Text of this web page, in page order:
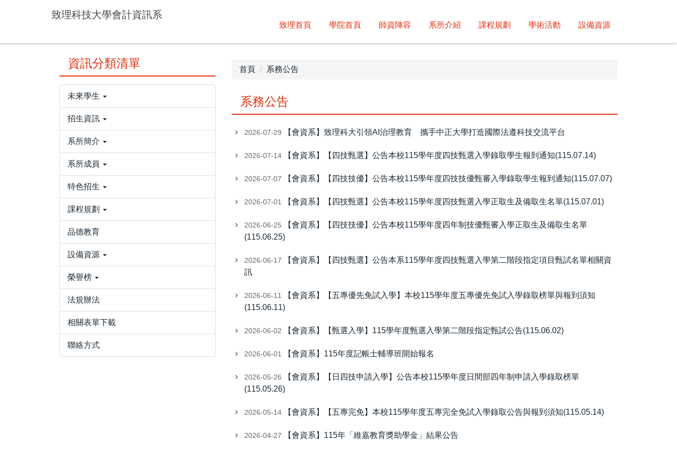
要
致理科技大學會計資訊系
致理首頁 學院首頁 師資陣容 系所介紹 課程規劃 學術活動 設備資源
資訊分類清單
未來學生
招生資訊
系所簡介
系所成員
特色招生
課程規劃
品德教育
設備資源
榮譽榜
法規辦法
相關表單下載
聯絡方式
首頁 系務公告
系務公告
2026-07-29 【會資系】致理科大引領AI治理教育 攜手中正大學打造國際法遵科技交流平台
2026-07-14 【會資系】【四技甄選】公告本校115學年度四技甄選入學錄取學生報到通知(115.07.14)
2026-07-07 【會資系】【四技技優】公告本校115學年度四技技優甄審入學錄取學生報到通知(115.07.07)
2026-07-01 【會資系】【四技甄選】公告本校115學年度四技甄選入學正取生及備取生名單(115.07.01)
2026-06-25
【會資系】【四技技優】公告本校115學年度四年制技優甄審入學正取生及備取生名單
(115.06.25)
2026-06-17
【會資系】【四技甄選】公告本系115學年度四技甄選入學第二階段指定項目甄試名單相關資
訊
2026-06-11
【會資系】【五專優先免試入學】本校115學年度五專優先免試入學錄取榜單與報到須知
(115.06.11)
2026-06-02 【會資系】【甄選入學】115學年度甄選入學第二階段指定甄試公告(115.06.02)
2026-06-01 【會資系】115年度記帳士輔導班開始報名
2026-05-26
【會資系】【日四技申請入學】公告本校115學年度日間部四年制申請入學錄取榜單
(115.05.26)
2026-05-14 【會資系】【五專完免】本校115學年度五專完全免試入學錄取公告與報到須知(115.05.14)
2026-04-27 【會資系】115年「維嘉教育獎助學金」結果公告